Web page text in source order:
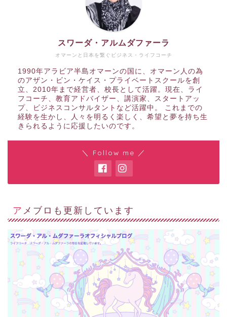
オマーンと日本を繋ぐビジネス・ライフコーチ
スワーダ・アルムダファーラ
1990年アラビア半島オマーンの国に、オマーン人の為
のアザン・ビン・ケイス・プライベートスクールを創
立、2010年まで経営者、校長として活躍。現在、ライ
フコーチ、教育アドバイザー、講演家、スタートアッ
プ、ビジネスコンサルタントなど活躍中。 これまでの
経験を生かし、人々を明るく楽しく、希望と夢を持ち生
きられるように応援したいのです。
＼ Follow me ／
アメブロも更新しています